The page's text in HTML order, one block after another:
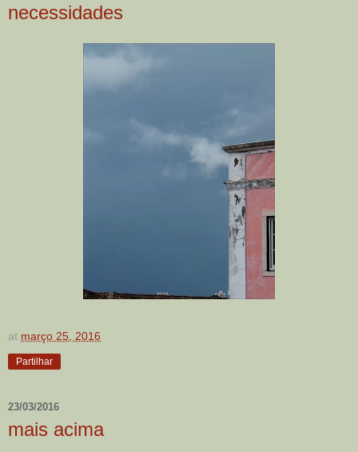
necessidades
at março 25, 2016
Partilhar
23/03/2016
mais acima